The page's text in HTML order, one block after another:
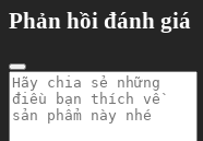
Phản hồi đánh giá